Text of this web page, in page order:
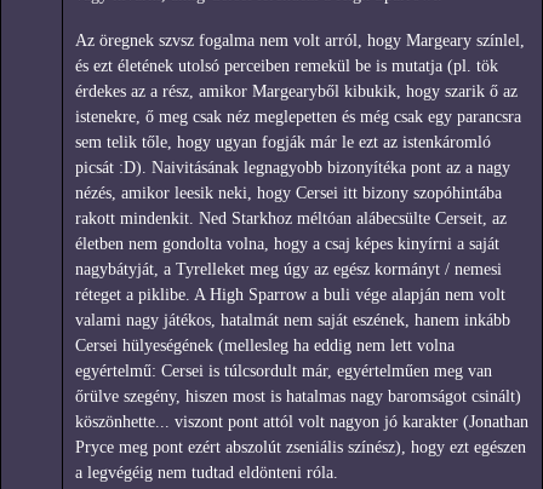
Az öregnek szvsz fogalma nem volt arról, hogy Margeary színlel,
és ezt életének utolsó perceiben remekül be is mutatja (pl. tök
érdekes az a rész, amikor Margearyből kibukik, hogy szarik ő az
istenekre, ő meg csak néz meglepetten és még csak egy parancsra
sem telik tőle, hogy ugyan fogják már le ezt az istenkáromló
picsát :D). Naivitásának legnagyobb bizonyítéka pont az a nagy
nézés, amikor leesik neki, hogy Cersei itt bizony szopóhintába
rakott mindenkit. Ned Starkhoz méltóan alábecsülte Cerseit, az
életben nem gondolta volna, hogy a csaj képes kinyírni a saját
nagybátyját, a Tyrelleket meg úgy az egész kormányt / nemesi
réteget a piklibe. A High Sparrow a buli vége alapján nem volt
valami nagy játékos, hatalmát nem saját eszének, hanem inkább
Cersei hülyeségének (mellesleg ha eddig nem lett volna
egyértelmű: Cersei is túlcsordult már, egyértelműen meg van
őrülve szegény, hiszen most is hatalmas nagy baromságot csinált)
köszönhette... viszont pont attól volt nagyon jó karakter (Jonathan
Pryce meg pont ezért abszolút zseniális színész), hogy ezt egészen
a legvégéig nem tudtad eldönteni róla.